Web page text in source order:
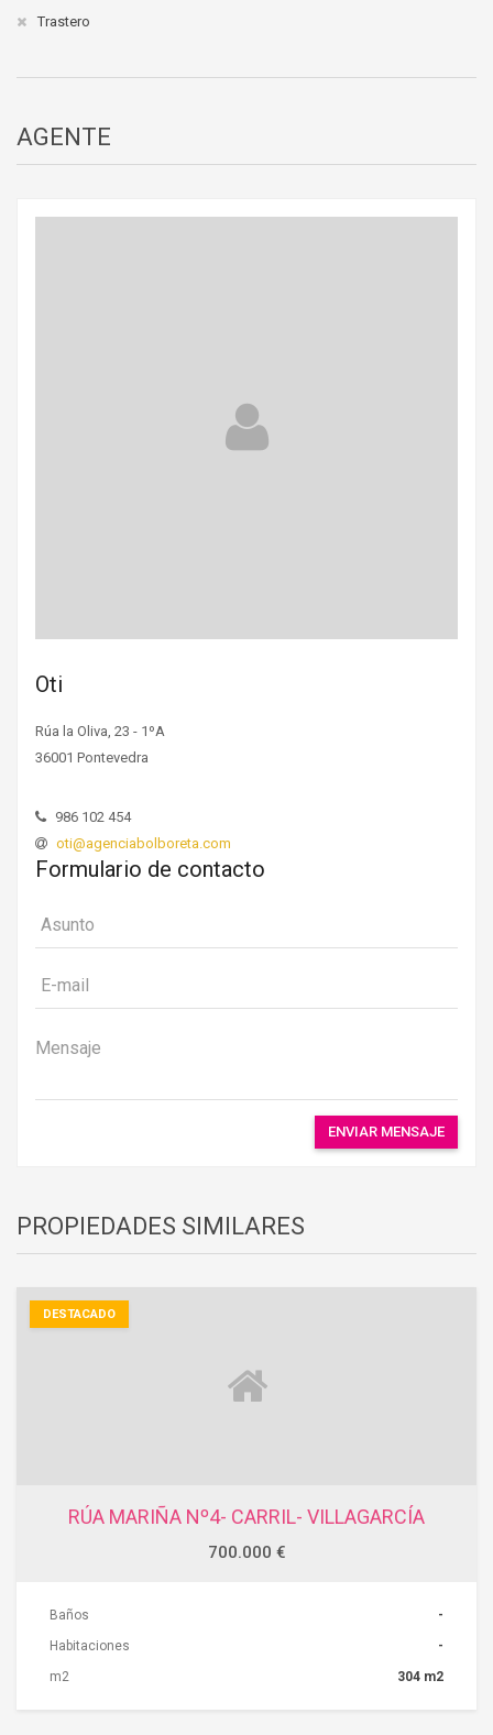
Trastero
AGENTE
Oti
Rúa la Oliva, 23 - 1ºA
36001 Pontevedra
986 102 454
oti@agenciabolboreta.com
Formulario de contacto
ENVIAR MENSAJE
PROPIEDADES SIMILARES
DESTACADO
RÚA MARIÑA Nº4- CARRIL- VILLAGARCÍA
700.000 €
Baños
-
Habitaciones
-
m2
304 m2